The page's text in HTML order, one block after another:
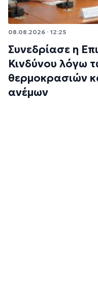
08.08.2026 · 12:25
Συνεδρίασε η
Κινδύνου λόγω
θερμοκρασιών
ανέμων